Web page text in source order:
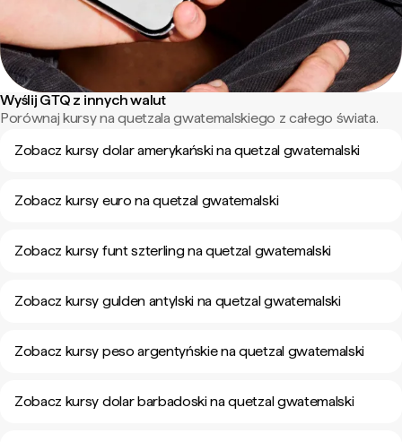
Wyślij GTQ z innych walut
Porównaj kursy na quetzala gwatemalskiego z całego świata.
Zobacz kursy dolar amerykański na quetzal gwatemalski
Zobacz kursy euro na quetzal gwatemalski
Zobacz kursy funt szterling na quetzal gwatemalski
Zobacz kursy gulden antylski na quetzal gwatemalski
Zobacz kursy peso argentyńskie na quetzal gwatemalski
Zobacz kursy dolar barbadoski na quetzal gwatemalski